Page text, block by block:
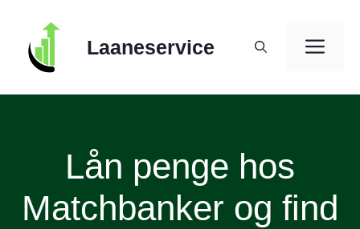
content
Laaneservice
Lån penge hos
Matchbanker og find